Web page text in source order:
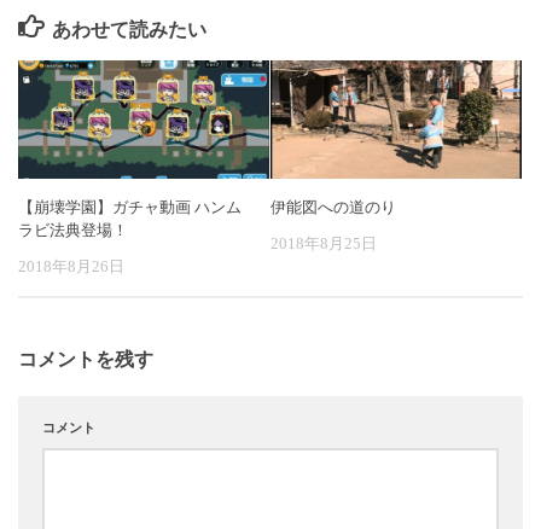
あわせて読みたい
【崩壊学園】ガチャ動画 ハンム
ラビ法典登場！
2018年8月26日
伊能図への道のり
2018年8月25日
コメントを残す
コメント